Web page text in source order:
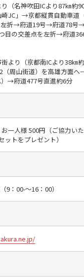
（名神吹田ICより87㎞約90
JC」→京都縦貫自動車道
折→府道19号→府道78号
目の交差点を左折→府道
より（京都南ICより38㎞約
周山街道）を高雄方面へ
→府道477号直進約6分
一人様 500円（ご協力い
ットをプレゼント）
（9：00-～16：00）